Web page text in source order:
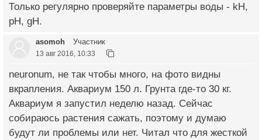
Только регулярно проверяйте параметры воды - kH,
pH, gH.
asomoh Участник
13 авг 2016, 10:33
neuronum, не так чтобы много, на фото видны
вкрапления. Аквариум 150 л. Грунта где-то 30 кг.
Аквариум я запустил неделю назад. Сейчас
собираюсь растения сажать, поэтому и думаю
будут ли проблемы или нет. Читал что для жесткой